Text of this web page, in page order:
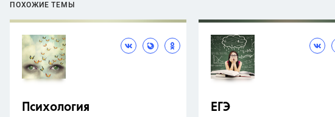
ПОХОЖИЕ ТЕМЫ
Психология ЕГЭ